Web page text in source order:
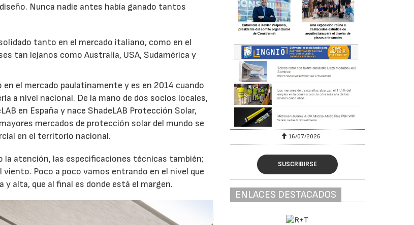
Nunca nadie antes había ganado tantos
tanto en el mercado italiano, como en el
tan lejanos como Australia, USA, Sudamérica y
el mercado paulatinamente y es en 2014 cuando
a nivel nacional. De la mano de dos socios locales,
en España y nace ShadeLAB Protección Solar,
mercados de protección solar del mundo se
en el territorio nacional.
la atención, las especificaciones técnicas también;
Poco a poco vamos entrando en el nivel que
alta, que al final es donde está el margen.
30/07/2026
SUSCRIBIRSE
ENLACES DESTACADOS